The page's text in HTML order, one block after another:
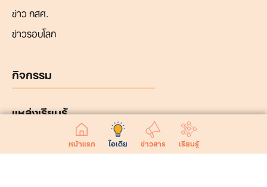
หน้าแรก ไอเดีย ข่าวสาร เรียนรู้
ข่าว กสศ.
ข่าวรอบโลก
กิจกรรม
แหล่งเรียนรู้